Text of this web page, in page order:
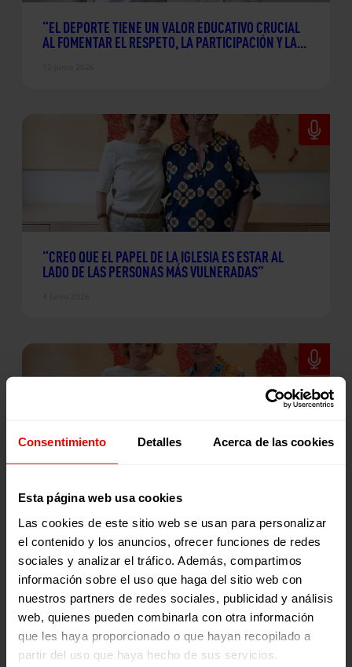
Consentimiento Detalles Acerca de las cookies
Esta página web usa cookies
Las cookies de este sitio web se usan para personalizar
el contenido y los anuncios, ofrecer funciones de redes
sociales y analizar el tráfico. Además, compartimos
información sobre el uso que haga del sitio web con
nuestros partners de redes sociales, publicidad y análisis
web, quienes pueden combinarla con otra información
que les haya proporcionado o que hayan recopilado a
partir del uso que haya hecho de sus servicios.
“EL DEPORTE TIENE UN VALOR EDUCATIVO CRUCIAL
AL FOMENTAR EL RESPETO, LA PARTICIPACIÓN Y LA
“CREO QUE EL PAPEL DE LA IGLESIA ES ESTAR AL
LADO DE LAS PERSONAS MÁS VULNERADAS”
EN ESTOS MOMENTOS, ES CASI UN ACTO DE
REBELDÍA”
28 mayo 2026